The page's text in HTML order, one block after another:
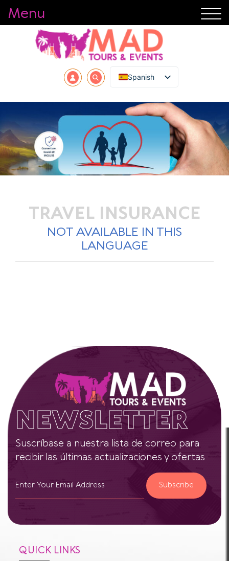
Menu
Spanish
TRAVEL INSURANCE
NOT AVAILABLE IN THIS
LANGUAGE
NEWSLETTER
Suscríbase a nuestra lista de correo para
recibir las últimas actualizaciones y ofertas
Subscribe
QUICK LINKS